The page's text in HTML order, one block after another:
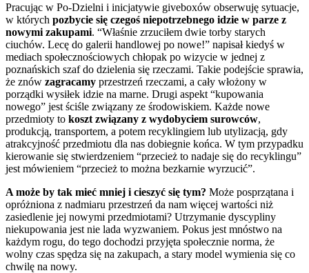
Pracując w Po-Dzielni i inicjatywie giveboxów obserwuję sytuacje,
w których pozbycie się czegoś niepotrzebnego idzie w parze z
nowymi zakupami. “Właśnie zrzuciłem dwie torby starych
ciuchów. Lecę do galerii handlowej po nowe!” napisał kiedyś w
mediach społecznościowych chłopak po wizycie w jednej z
poznańskich szaf do dzielenia się rzeczami. Takie podejście sprawia,
że znów zagracamy przestrzeń rzeczami, a cały włożony w
porządki wysiłek idzie na marne. Drugi aspekt “kupowania
nowego” jest ściśle związany ze środowiskiem. Każde nowe
przedmioty to koszt związany z wydobyciem surowców,
produkcją, transportem, a potem recyklingiem lub utylizacją, gdy
atrakcyjność przedmiotu dla nas dobiegnie końca. W tym przypadku
kierowanie się stwierdzeniem “przecież to nadaje się do recyklingu”
jest mówieniem “przecież to można bezkarnie wyrzucić”.
A może by tak mieć mniej i cieszyć się tym? Może posprzątana i
opróżniona z nadmiaru przestrzeń da nam więcej wartości niż
zasiedlenie jej nowymi przedmiotami? Utrzymanie dyscypliny
niekupowania jest nie lada wyzwaniem. Pokus jest mnóstwo na
każdym rogu, do tego dochodzi przyjęta społecznie norma, że
wolny czas spędza się na zakupach, a stary model wymienia się co
chwilę na nowy.